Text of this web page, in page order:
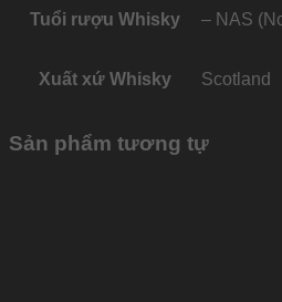
Tuổi rượu Whisky – NAS
Xuất xứ Whisky Scotland
Sản phẩm tương tự